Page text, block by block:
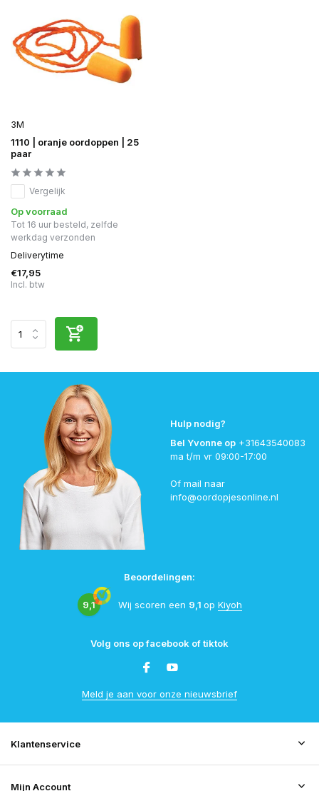
3M
1110 | oranje oordoppen | 25
paar
Vergelijk
Op voorraad
Tot 16 uur besteld, zelfde
werkdag verzonden
Deliverytime
€17,95
Incl. btw
Hulp nodig?
Bel Yvonne op +31643540083
ma t/m vr 09:00-17:00
Of mail naar
info@oordopjesonline.nl
Beoordelingen:
9,1 Wij scoren een 9,1 op Kiyoh
Volg ons op facebook of tiktok
Meld je aan voor onze nieuwsbrief
Klantenservice
Mijn Account